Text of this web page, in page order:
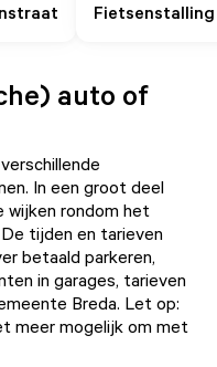
auto of
In een groot deel
wijken rondom het
tijden en tarieven
betaald parkeren,
in garages, tarieven
Breda. Let op:
meer mogelijk om met